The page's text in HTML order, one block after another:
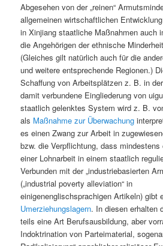
Abgesehen von der „reinen“
allgemeinen wirtschaftlichen
in Xinjiang staatliche Maßnahmen auch
die Angehörigen der ethnische
(Gleiches gilt natürlich auch für die
und weitere entsprechende Regionen.)
Schaffung von Arbeitsplätzen z. B. in
damit verbundene Eingliederung von
staatlich gelenktes System wird z. B.
als Maßnahme zur Überwachung
es einen Zwang zur Arbeit in
bzw. die Verpflichtung, dass
einer Lohnarbeit in einem staatlich
Verbunden mit der „industriebasierten
(„industrial poverty alleviation“ in
einigenenglischsprachigen Artikeln)
Umerziehungslagern. In diesen erhalten
teils eine Art Berufsausbildung, aber
Indoktrination von Parteimaterial,